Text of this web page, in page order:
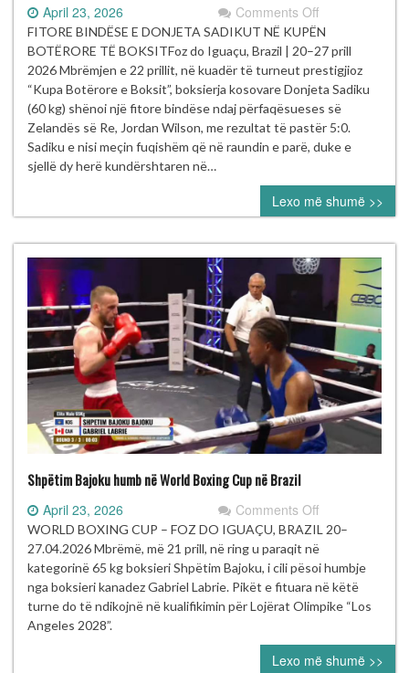
April 23, 2026 Comments Offon
Fitore
bindëse
e
Donjeta
Sadikut
në
Kupën
të
Boksit
FITORE BINDËSE E DONJETA SADIKUT NË KUPËN
BOTËRORE TË BOKSITFoz do Iguaçu, Brazil | 20–27 prill
2026 Mbrëmjen e 22 prillit, në kuadër të turneut prestigjioz
“Kupa Botërore e Boksit”, boksierja kosovare Donjeta Sadiku
(60 kg) shënoi një fitore bindëse ndaj përfaqësueses së
Zelandës së Re, Jordan Wilson, me rezultat të pastër 5:0.
Sadiku e nisi meçin fuqishëm që në raundin e parë, duke e
sjellë dy herë kundërshtaren në…
Lexo më shumë >>
Shpëtim Bajoku humb në World Boxing Cup në Brazil
April 23, 2026 Comments Offon
Shpëtim
Bajoku
humb
në
World
Cup
në
WORLD BOXING CUP – FOZ DO IGUAÇU, BRAZIL 20–
27.04.2026 Mbrëmë, më 21 prill, në ring u paraqit në
kategorinë 65 kg boksieri Shpëtim Bajoku, i cili pësoi humbje
nga boksieri kanadez Gabriel Labrie. Pikët e fituara në këtë
turne do të ndikojnë në kualifikimin për Lojërat Olimpike “Los
Angeles 2028”.
Lexo më shumë >>